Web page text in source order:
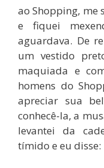
ao Shopping, me
e fiquei
aguardava. De
um vestido
maquiada e
homens do
apreciar sua
conhecê-la, a
levantei da
tímido e eu disse: